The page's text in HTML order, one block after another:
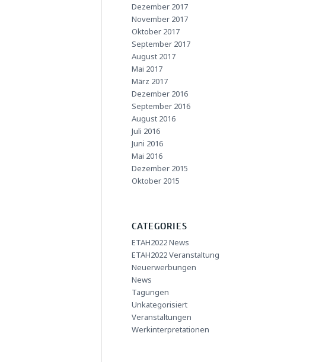
Dezember 2017
November 2017
Oktober 2017
September 2017
August 2017
Mai 2017
März 2017
Dezember 2016
September 2016
August 2016
Juli 2016
Juni 2016
Mai 2016
Dezember 2015
Oktober 2015
CATEGORIES
ETAH2022 News
ETAH2022 Veranstaltung
Neuerwerbungen
News
Tagungen
Unkategorisiert
Veranstaltungen
Werkinterpretationen